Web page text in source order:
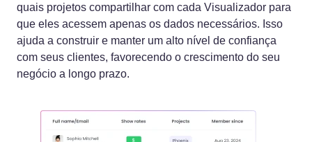
quais projetos compartilhar com cada Visualizador para
que eles acessem apenas os dados necessários. Isso
ajuda a construir e manter um alto nível de confiança
com seus clientes, favorecendo o crescimento do seu
negócio a longo prazo.